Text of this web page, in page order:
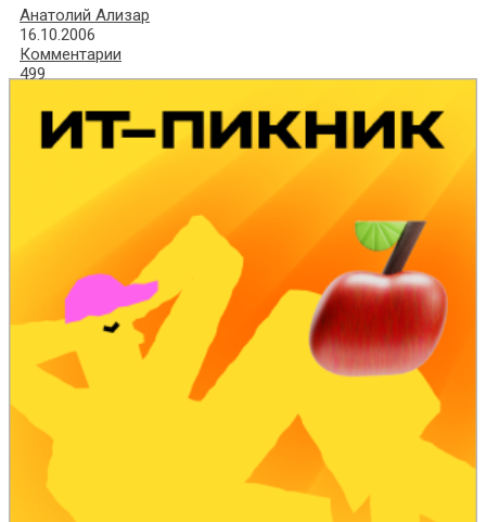
Анатолий Ализар
16.10.2006
Комментарии
499